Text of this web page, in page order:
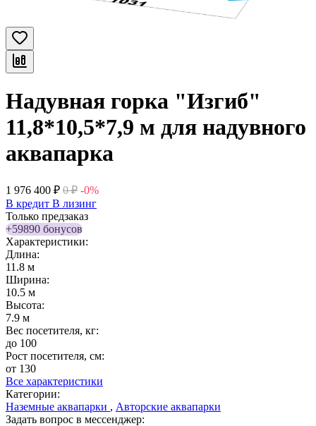
Надувная горка "Изгиб"
11,8*10,5*7,9 м для надувного
аквапарка
1 976 400 ₽ 0 ₽ -0%
В кредит В лизинг
Только предзаказ
+59890 бонусов
Характеристики:
Длина:
11.8 м
Ширина:
10.5 м
Высота:
7.9 м
Вес посетителя, кг:
до 100
Рост посетителя, см:
от 130
Все характеристики
Категории:
Наземные аквапарки , Авторские аквапарки
Задать вопрос в мессенджер: